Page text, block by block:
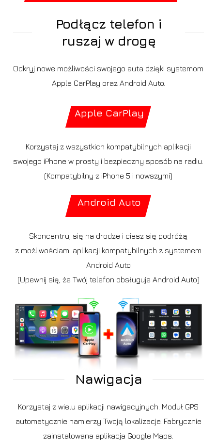
Podłącz telefon i
ruszaj w drogę
Odkryj nowe możliwości swojego auta dzięki systemom
Apple CarPlay oraz Android Auto.
Apple CarPlay
Korzystaj z wszystkich kompatybilnych aplikacji
swojego iPhone w prosty i bezpieczny sposób na radiu.
(Kompatybilny z iPhone 5 i nowszymi)
Android Auto
Skoncentruj się na drodze i ciesz się podróżą
z możliwościami aplikacji kompatybilnych z systemem
Android Auto
(Upewnij się, że Twój telefon obsługuje Android Auto)
Nawigacja
Korzystaj z wielu aplikacji nawigacyjnych. Moduł GPS
automatycznie namierzy Twoją lokalizacje. Fabrycznie
zainstalowana aplikacja Google Maps.